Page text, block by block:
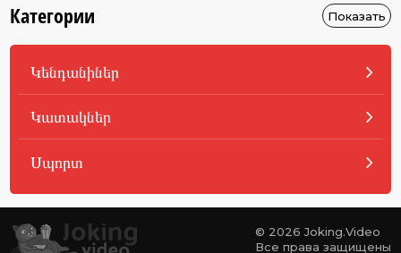
Категории Показать
Կենդանիներ
Կատակներ
Սպորտ
© 2026 Joking.Video
Все права защищены